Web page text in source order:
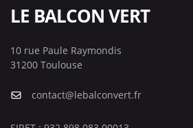
LE BALCON VERT
10 rue Paule Raymondis
31200 Toulouse
contact@lebalconvert.fr